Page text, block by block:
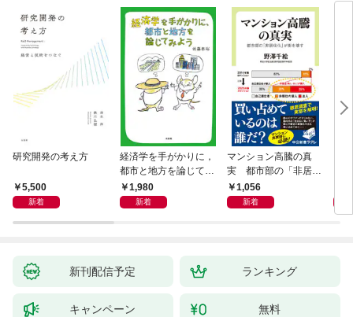
研究開発の考え方
5,500
新着
経済学を手がかりに，
都市と地方を論じてみ
よう1,980
新着
マンション高騰の真
実 都市部の「非居住
化」が街を壊す
1,056
新着
イ
果
新刊配信予定 ランキング
キャンペーン 無料